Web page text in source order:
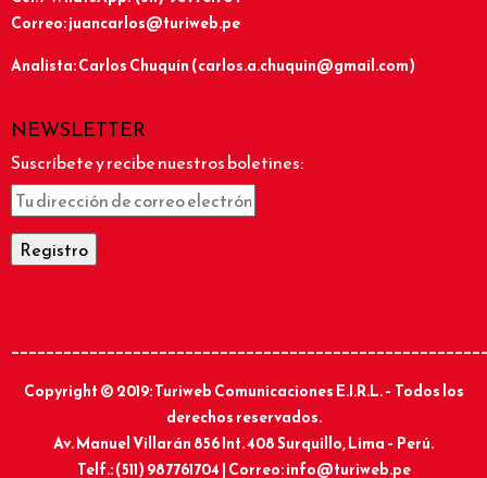
Correo: juancarlos@turiweb.pe
Analista: Carlos Chuquín (carlos.a.chuquin@gmail.com)
NEWSLETTER
Suscríbete y recibe nuestros boletines:
Copyright © 2019: Turiweb Comunicaciones E.I.R.L. – Todos los
derechos reservados.
Av. Manuel Villarán 856 Int. 408 Surquillo, Lima – Perú.
Telf.: (511) 987761704 | Correo: info@turiweb.pe